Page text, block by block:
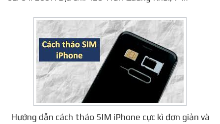
Hướng dẫn cách tháo SIM iPhone cực kì đơn giản và